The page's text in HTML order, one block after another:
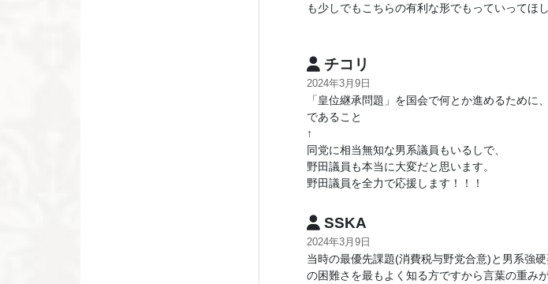
も少しでもこちらの有利な形でもっていってほし
チコリ
2024年3月9日
「皇位継承問題」を国会で何とか進めるため
であること
↑
同党に相当無知な男系議員もいるしで、
野田議員も本当に大変だと思います。
野田議員を全力で応援します！！！
SSKA
2024年3月9日
当時の最優先課題(消費税与野党合意)と男系強
の困難さを最もよく知る方ですから言葉の重みが